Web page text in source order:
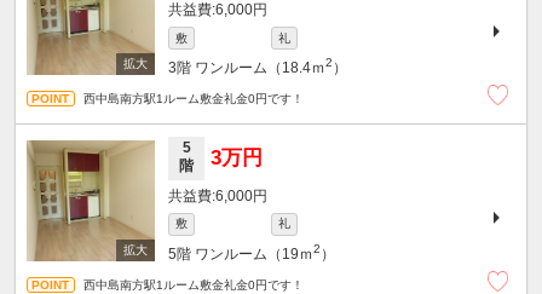
6,000円
敷 礼
3階 ワンルーム（18.4ｍ2 ）
西中島南方駅1ルーム敷金礼金0円です！
5
階
3万円
6,000円
敷 礼
5階 ワンルーム（19ｍ2 ）
西中島南方駅1ルーム敷金礼金0円です！